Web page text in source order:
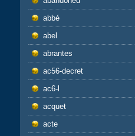
abbé
abel
abrantes
ac56-decret
ac6-l
acquet
acte